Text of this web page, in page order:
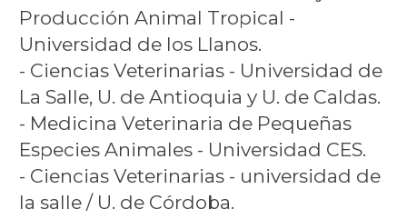
Producción Animal Tropical -
Universidad de los Llanos.
- Ciencias Veterinarias - Universidad de
La Salle, U. de Antioquia y U. de Caldas.
- Medicina Veterinaria de Pequeñas
Especies Animales - Universidad CES.
- Ciencias Veterinarias - universidad de
la salle / U. de Córdoba.